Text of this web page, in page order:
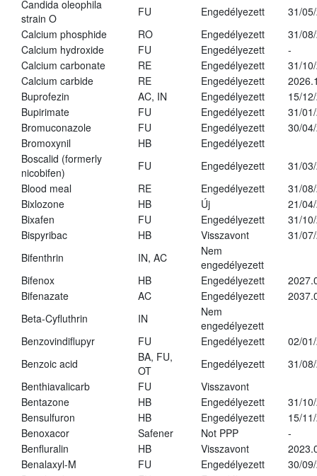
Candida oleophila
strain O
FU Engedélyezett
31/
Calcium phosphide
RO Engedélyezett
31/
Calcium hydroxide
FU Engedélyezett
-
Calcium carbonate
RE Engedélyezett
31/
Calcium carbide
RE Engedélyezett
Buprofezin
AC, IN Engedélyezett
15/
Bupirimate
FU Engedélyezett
31/
Bromuconazole
FU Engedélyezett
30/
Bromoxynil
HB
Engedélyezett
Boscalid (formerly
nicobifen)
FU Engedélyezett
31/
Blood meal
RE Engedélyezett
31/
Bixlozone
HB Új
21/
Bixafen
FU Engedélyezett
31/
Bispyribac
HB Visszavont
31/
Bifenthrin
IN, AC
Nem
engedélyezett
Bifenox
HB Engedélyezett
Bifenazate
AC Engedélyezett
Beta-Cyfluthrin
IN
Nem
engedélyezett
Benzovindiflupyr
FU Engedélyezett
02/
Benzoic acid
BA, FU,
OT
Engedélyezett
31/
Benthiavalicarb
FU
Visszavont
Bentazone
HB Engedélyezett
31/
Bensulfuron
HB Engedélyezett
15/
Benoxacor
Safener Not PPP
-
Benfluralin
HB Visszavont
Benalaxyl-M
FU Engedélyezett
30/